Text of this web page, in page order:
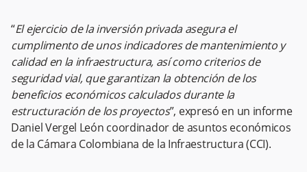
“El ejercicio de la inversión privada asegura el
cumplimento de unos indicadores de mantenimiento y
calidad en la infraestructura, así como criterios de
seguridad vial, que garantizan la obtención de los
beneficios económicos calculados durante la
estructuración de los proyectos”, expresó en un informe
Daniel Vergel León coordinador de asuntos económicos
de la Cámara Colombiana de la Infraestructura (CCI).